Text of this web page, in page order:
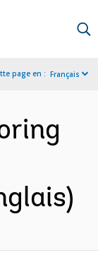
page en : Français